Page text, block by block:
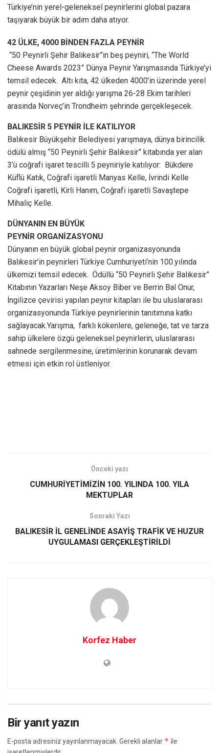
Türkiye’nin yerel-geleneksel peynirlerini global pazara
taşıyarak büyük bir adım daha atıyor.
42 ÜLKE, 4000 BİNDEN FAZLA PEYNİR
“50 Peynirli Şehir Balıkesir”in beş peyniri, “The World
Cheese Awards 2023” Dünya Peynir Yarışmasında Türkiye’yi
temsil edecek. Altı kıta, 42 ülkeden 4000’in üzerinde yerel
peynir çeşidinin yer aldığı yarışma 26-28 Ekim tarihleri
arasında Norveç’in Trondheim şehrinde gerçekleşecek.
BALIKESİR 5 PEYNİR İLE KATILIYOR
Balıkesir Büyükşehir Belediyesi yarışmaya, dünya birincilik
ödülü almış “50 Peynirli Şehir Balıkesir” kitabında yer alan
3’ü coğrafi işaret tescilli 5 peyniriyle katılıyor: Bükdere
Küflü Katık, Coğrafi işaretli Manyas Kelle, İvrindi Kelle
Coğrafi işaretli, Kirli Hanım, Coğrafi işaretli Savaştepe
Mihaliç Kelle.
DÜNYANIN EN BÜYÜK
PEYNİR ORGANİZASYONU
Dünyanın en büyük global peynir organizasyonunda
Balıkesir’in peynirleri Türkiye Cumhuriyeti’nin 100.yılında
ülkemizi temsil edecek. Ödüllü “50 Peynirli Şehir Balıkesir”
Kitabının Yazarları Neşe Aksoy Biber ve Berrin Bal Onur,
İngilizce çevirisi yapılan peynir kitapları ile bu uluslararası
organizasyonunda Türkiye peynirlerinin tanıtımına katkı
sağlayacak.Yarışma, farklı kökenlere, geleneğe, tat ve tarza
sahip ülkelere özgü geleneksel peynirlerin, uluslararası
sahnede sergilenmesine, üretimlerinin korunarak devam
etmesi için etkin rol üstleniyor.
Önceki yazı
CUMHURİYETİMİZİN 100. YILINDA 100. YILA
MEKTUPLAR
Sonraki Yazı
BALIKESİR İL GENELİNDE ASAYİŞ TRAFİK VE HUZUR
UYGULAMASI GERÇEKLEŞTİRİLDİ
Korfez Haber
Bir yanıt yazın
E-posta adresiniz yayınlanmayacak. Gerekli alanlar * ile